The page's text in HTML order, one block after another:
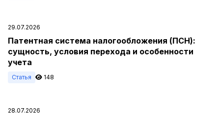
29.07.2026
Патентная система налогообложения (ПСН):
сущность, условия перехода и особенности
учета
Статья 148
28.07.2026